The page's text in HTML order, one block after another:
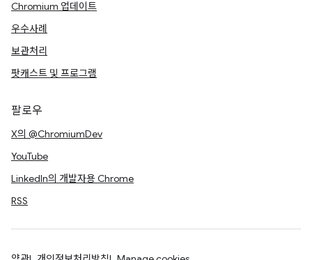
Chromium 업데이트
우수사례
보관처리
팟캐스트 및 프로그램
팔로우
X의 @ChromiumDev
YouTube
LinkedIn의 개발자용 Chrome
RSS